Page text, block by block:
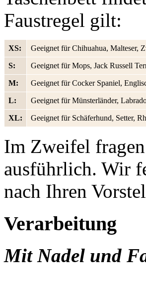
Faustregel gilt:
XS: Geeignet für Chihuahua, Malteser,
S: Geeignet für Mops, Jack Russell
M: Geeignet für Cocker Spaniel,
L: Geeignet für Münsterländer,
XL: Geeignet für Schäferhund, Setter,
Im Zweifel
ausführlich. Wir
nach Ihren
Verarbeitung
Mit Nadel und